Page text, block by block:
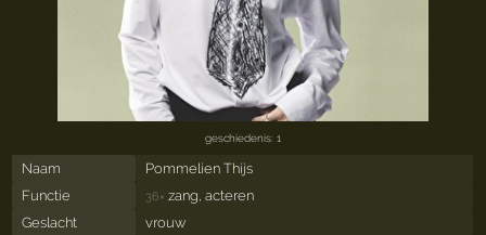
geschiedenis: 1
Naam
Pommelien Thijs
Functie
36× zang, acteren
Geslacht
vrouw